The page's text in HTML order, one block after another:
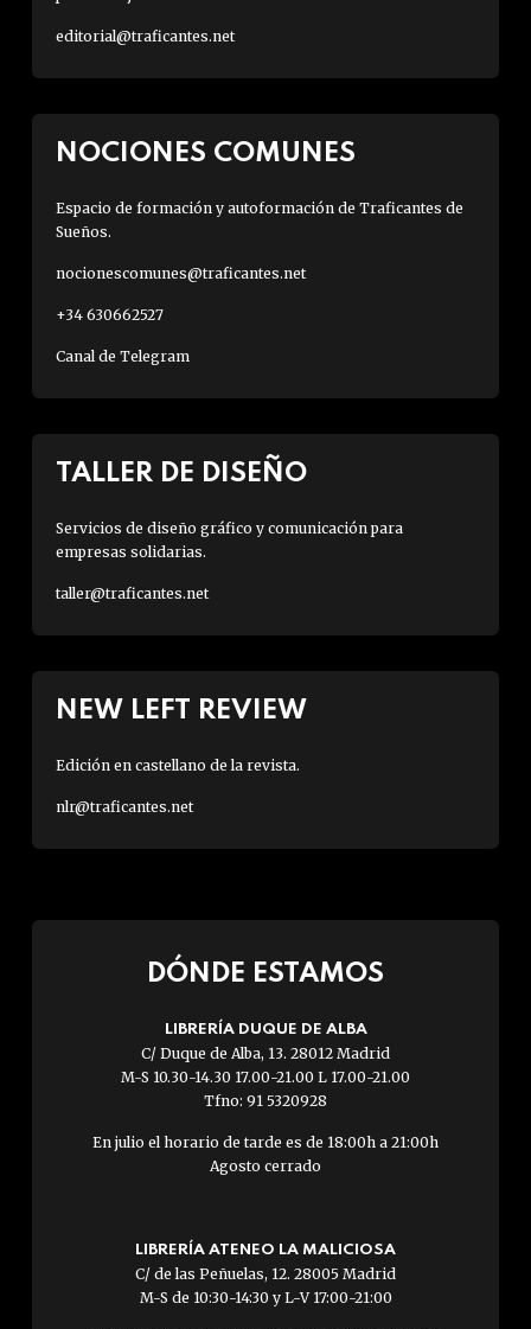
editorial@traficantes.net
NOCIONES COMUNES
Espacio de formación y autoformación de Traficantes de
Sueños.
nocionescomunes@traficantes.net
+34 630662527
Canal de Telegram
TALLER DE DISEÑO
Servicios de diseño gráfico y comunicación para
empresas solidarias.
taller@traficantes.net
NEW LEFT REVIEW
Edición en castellano de la revista.
nlr@traficantes.net
DÓNDE ESTAMOS
LIBRERÍA DUQUE DE ALBA
C/ Duque de Alba, 13. 28012 Madrid
M-S 10.30-14.30 17.00-21.00 L 17.00-21.00
Tfno: 91 5320928
En julio el horario de tarde es de 18:00h a 21:00h
Agosto cerrado
LIBRERÍA ATENEO LA MALICIOSA
C/ de las Peñuelas, 12. 28005 Madrid
M-S de 10:30-14:30 y L-V 17:00-21:00